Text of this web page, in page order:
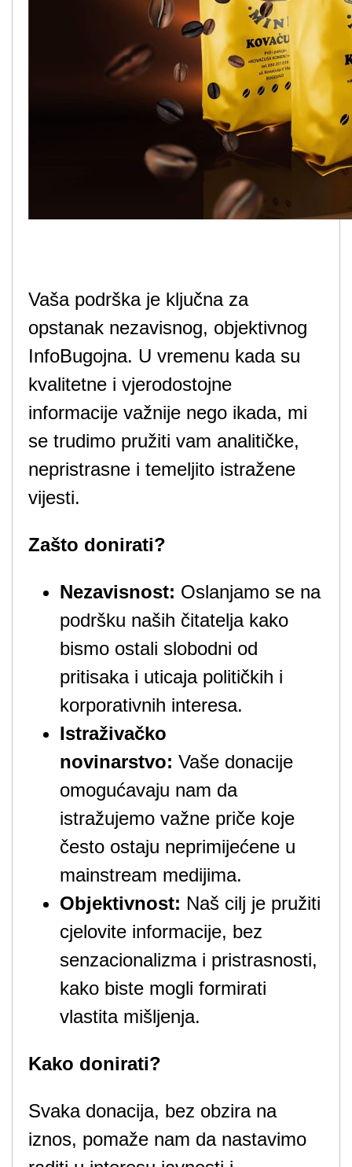
Vaša podrška je ključna za
opstanak nezavisnog, objektivnog
InfoBugojna. U vremenu kada su
kvalitetne i vjerodostojne
informacije važnije nego ikada, mi
se trudimo pružiti vam analitičke,
nepristrasne i temeljito istražene
vijesti.
Zašto donirati?
Nezavisnost: Oslanjamo se na
podršku naših čitatelja kako
bismo ostali slobodni od
pritisaka i uticaja političkih i
korporativnih interesa.
Istraživačko
novinarstvo: Vaše donacije
omogućavaju nam da
istražujemo važne priče koje
često ostaju neprimijećene u
mainstream medijima.
Objektivnost: Naš cilj je pružiti
cjelovite informacije, bez
senzacionalizma i pristrasnosti,
kako biste mogli formirati
vlastita mišljenja.
Kako donirati?
Svaka donacija, bez obzira na
iznos, pomaže nam da nastavimo